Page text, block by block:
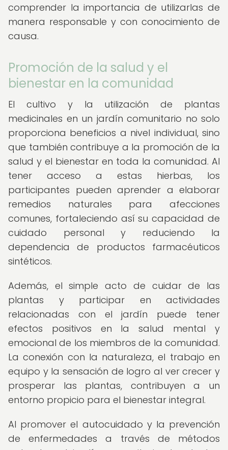
comprender la importancia de utilizarlas de
manera responsable y con conocimiento de
causa.
Promoción de la salud y el
bienestar en la comunidad
El cultivo y la utilización de plantas
medicinales en un jardín comunitario no solo
proporciona beneficios a nivel individual, sino
que también contribuye a la promoción de la
salud y el bienestar en toda la comunidad. Al
tener acceso a estas hierbas, los
participantes pueden aprender a elaborar
remedios naturales para afecciones
comunes, fortaleciendo así su capacidad de
cuidado personal y reduciendo la
dependencia de productos farmacéuticos
sintéticos.
Además, el simple acto de cuidar de las
plantas y participar en actividades
relacionadas con el jardín puede tener
efectos positivos en la salud mental y
emocional de los miembros de la comunidad.
La conexión con la naturaleza, el trabajo en
equipo y la sensación de logro al ver crecer y
prosperar las plantas, contribuyen a un
entorno propicio para el bienestar integral.
Al promover el autocuidado y la prevención
de enfermedades a través de métodos